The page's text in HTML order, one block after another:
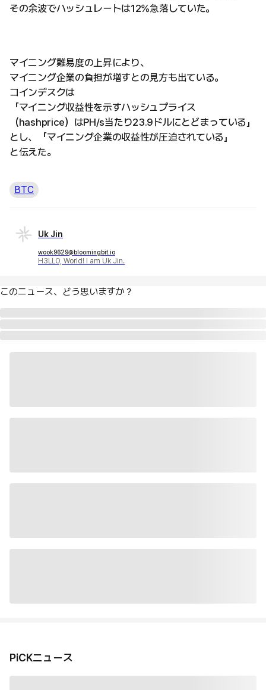
その余波でハッシュレートは12%急落していた。
マイニング難易度の上昇により、
マイニング企業の負担が増すとの見方も出ている。
コインデスクは
「マイニング収益性を示すハッシュプライス
（hashprice）はPH/s当たり23.9ドルにとどまっている」
とし、「マイニング企業の収益性が圧迫されている」
と伝えた。
BTC
Uk Jin
wook9629@bloomingbit.io
H3LLO, World! I am Uk Jin.
このニュース、どう思いますか？
PiCKニュース